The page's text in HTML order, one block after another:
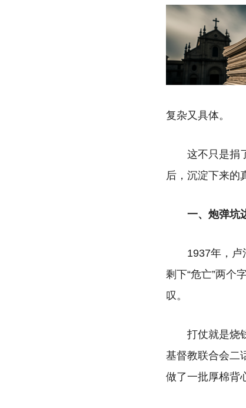
复杂又具体。
这不只是捐
后，沉淀下来的
一、炮弹坑
1937年，卢
剩下“危亡”两个
叹。
打仗就是烧
基督教联合会二
做了一批厚棉背